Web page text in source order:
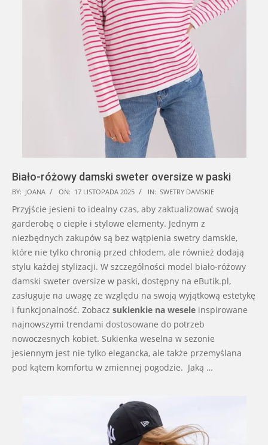
Biało-różowy damski sweter oversize w paski
2025-
11-
17
BY: JOANA ON: 17 LISTOPADA 2025 IN: SWETRY DAMSKIE
Przyjście jesieni to idealny czas, aby zaktualizować swoją
garderobę o ciepłe i stylowe elementy. Jednym z
niezbędnych zakupów są bez wątpienia swetry damskie,
które nie tylko chronią przed chłodem, ale również dodają
stylu każdej stylizacji. W szczególności model biało-różowy
damski sweter oversize w paski, dostępny na eButik.pl,
zasługuje na uwagę ze względu na swoją wyjątkową estetykę
i funkcjonalność. Zobacz sukienkie na wesele inspirowane
najnowszymi trendami dostosowane do potrzeb
nowoczesnych kobiet. Sukienka weselna w sezonie
jesiennym jest nie tylko elegancka, ale także przemyślana
pod kątem komfortu w zmiennej pogodzie. Jaką …